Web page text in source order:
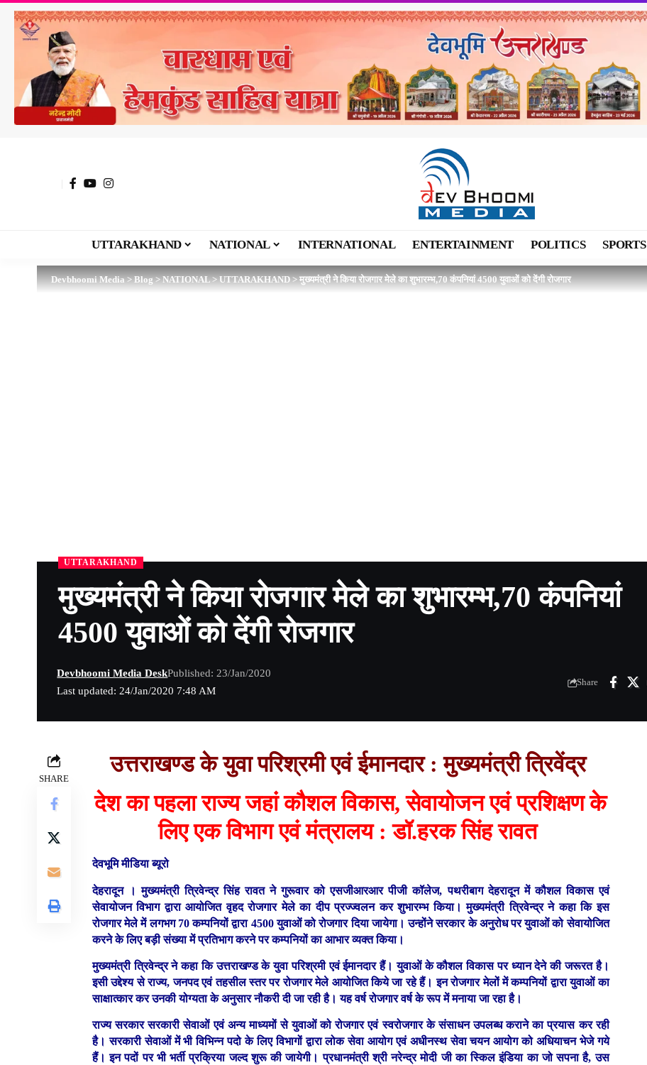
UTTARAKHAND NATIONAL INTERNATIONAL ENTERTAINMENT POLITICS SPORTS
Devbhoomi Media>Blog>NATIONAL>UTTARAKHAND>मुख्यमंत्री ने किया रोजगार मेले का शुभारम्भ,70 कंपनियां 4500 युवाओं को देंगी रोजगार
UTTARAKHAND
मुख्यमंत्री ने किया रोजगार मेले का शुभारम्भ,70 कंपनियां
4500 युवाओं को देंगी रोजगार
Last updated: 24/Jan/2020 7:48 AM
Devbhoomi Media DeskPublished: 23/Jan/2020
Share
SHARE
उत्तराखण्ड के युवा परिश्रमी एवं ईमानदार : मुख्यमंत्री त्रिवेंद्र
देश का पहला राज्य जहां कौशल विकास, सेवायोजन एवं प्रशिक्षण के
लिए एक विभाग एवं मंत्रालय : डॉ.हरक सिंह रावत
देवभूमि मीडिया ब्यूरो
देहरादून । मुख्यमंत्री त्रिवेन्द्र सिंह रावत ने गुरूवार को एसजीआरआर पीजी कॉलेज, पथरीबाग देहरादून में कौशल विकास एवं
सेवायोजन विभाग द्वारा आयोजित वृहद रोजगार मेले का दीप प्रज्ज्वलन कर शुभारम्भ किया। मुख्यमंत्री त्रिवेन्द्र ने कहा कि इस
रोजगार मेले में लगभग 70 कम्पनियों द्वारा 4500 युवाओं को रोजगार दिया जायेगा। उन्होंने सरकार के अनुरोध पर युवाओं को सेवायोजित
करने के लिए बड़ी संख्या में प्रतिभाग करने पर कम्पनियों का आभार व्यक्त किया।
मुख्यमंत्री त्रिवेन्द्र ने कहा कि उत्तराखण्ड के युवा परिश्रमी एवं ईमानदार हैं। युवाओं के कौशल विकास पर ध्यान देने की जरूरत है।
इसी उद्देश्य से राज्य, जनपद एवं तहसील स्तर पर रोजगार मेले आयोजित किये जा रहे हैं। इन रोजगार मेलों में कम्पनियों द्वारा युवाओं का
साक्षात्कार कर उनकी योग्यता के अनुसार नौकरी दी जा रही है। यह वर्ष रोजगार वर्ष के रूप में मनाया जा रहा है।
राज्य सरकार सरकारी सेवाओं एवं अन्य माध्यमों से युवाओं को रोजगार एवं स्वरोजगार के संसाधन उपलब्ध कराने का प्रयास कर रही
है। सरकारी सेवाओं में भी विभिन्न पदो के लिए विभागों द्वारा लोक सेवा आयोग एवं अधीनस्थ सेवा चयन आयोग को अधियाचन भेजे गये
हैं। इन पदों पर भी भर्ती प्रक्रिया जल्द शुरू की जायेगी। प्रधानमंत्री श्री नरेन्द्र मोदी जी का स्किल इंडिया का जो सपना है, उस